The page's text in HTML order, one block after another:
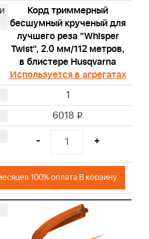
Корд триммерный
бесшумный крученый для
лучшего реза "Whisper
Twist", 2.0 мм/112 метров,
в блистере Husqvarna
Используется в агрегатах
1
6018 i
- +
100% оплата В корзину